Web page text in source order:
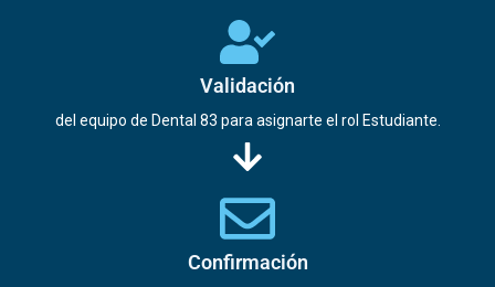
Validación
del equipo de Dental 83 para asignarte el rol Estudiante.
Confirmación